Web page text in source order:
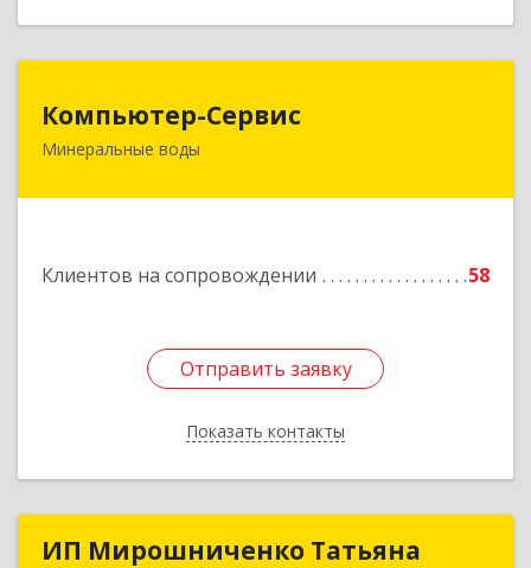
Компьютер-Сервис
Минеральные воды
Клиентов на сопровождении 58
Отправить заявку
Показать контакты
357202, Ставропольский край, Минеральные
Отправить заявку
Назад
ИП Мирошниченко Татьяна
ИП Мирошниченко Татьяна